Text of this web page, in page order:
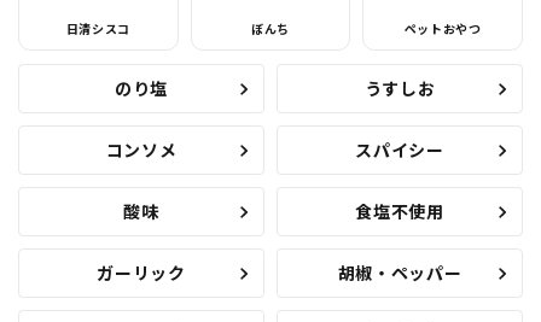
日清シスコ ぼんち ペットおやつ
のり塩 うすしお
コンソメ スパイシー
酸味 食塩不使用
ガーリック 胡椒・ペッパー